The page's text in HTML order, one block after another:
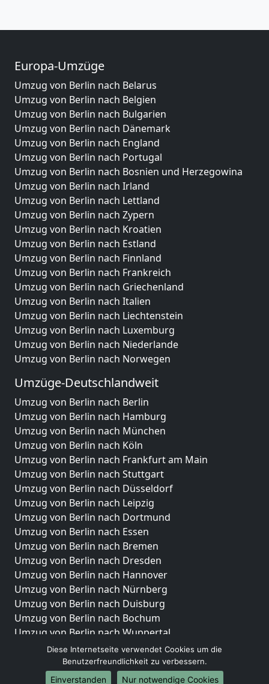
Europa-Umzüge
Umzug von Berlin nach Belarus
Umzug von Berlin nach Belgien
Umzug von Berlin nach Bulgarien
Umzug von Berlin nach Dänemark
Umzug von Berlin nach England
Umzug von Berlin nach Portugal
Umzug von Berlin nach Bosnien und Herzegowina
Umzug von Berlin nach Irland
Umzug von Berlin nach Lettland
Umzug von Berlin nach Zypern
Umzug von Berlin nach Kroatien
Umzug von Berlin nach Estland
Umzug von Berlin nach Finnland
Umzug von Berlin nach Frankreich
Umzug von Berlin nach Griechenland
Umzug von Berlin nach Italien
Umzug von Berlin nach Liechtenstein
Umzug von Berlin nach Luxemburg
Umzug von Berlin nach Niederlande
Umzug von Berlin nach Norwegen
Umzüge-Deutschlandweit
Umzug von Berlin nach Berlin
Umzug von Berlin nach Hamburg
Umzug von Berlin nach München
Umzug von Berlin nach Köln
Umzug von Berlin nach Frankfurt am Main
Umzug von Berlin nach Stuttgart
Umzug von Berlin nach Düsseldorf
Umzug von Berlin nach Leipzig
Umzug von Berlin nach Dortmund
Umzug von Berlin nach Essen
Umzug von Berlin nach Bremen
Umzug von Berlin nach Dresden
Umzug von Berlin nach Hannover
Umzug von Berlin nach Nürnberg
Umzug von Berlin nach Duisburg
Umzug von Berlin nach Bochum
Umzug von Berlin nach Wuppertal
Umzug von Berlin nach Bielefeld
Umzug von Berlin nach Bonn
Umzug von Berlin nach Münster
Diese Internetseite verwendet Cookies um die
Benutzerfreundlichkeit zu verbessern.
Einverstanden
Nur notwendige Cookies